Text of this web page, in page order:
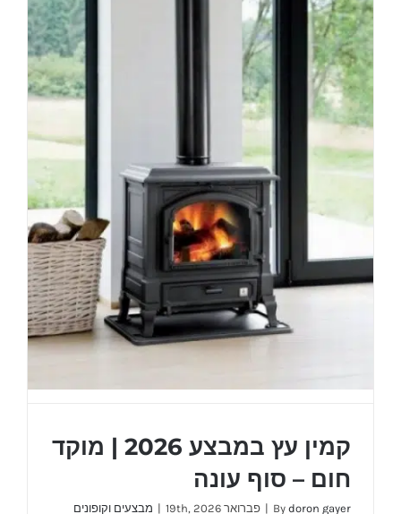
קמין עץ במבצע 2026 | מוקד
חום – סוף עונה
By doron gayer
| פברואר 19th, 2026 | מבצעים וקופונים